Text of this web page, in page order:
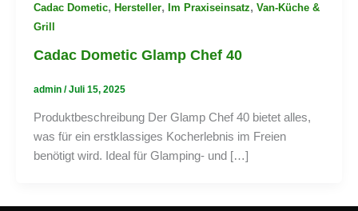
Cadac Dometic, Hersteller, Im Praxiseinsatz, Van-Küche &
Grill
Cadac Dometic Glamp Chef 40
admin /Juli 15, 2025
Produktbeschreibung Der Glamp Chef 40 bietet alles,
was für ein erstklassiges Kocherlebnis im Freien
benötigt wird. Ideal für Glamping- und […]